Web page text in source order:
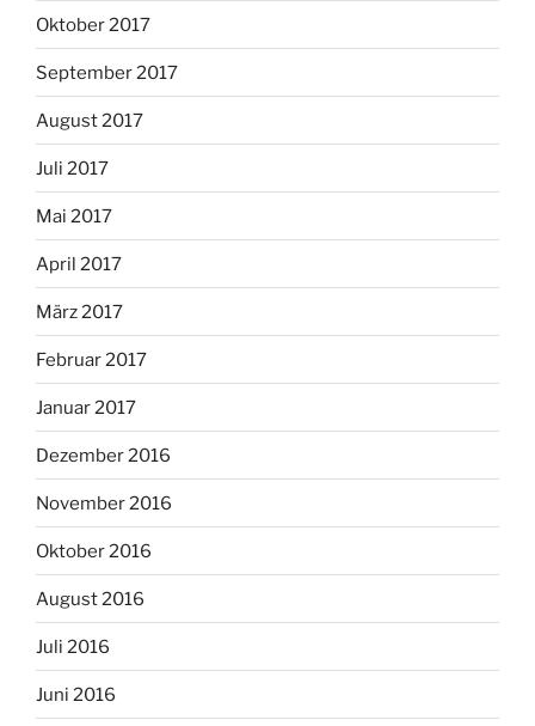
Oktober 2017
September 2017
August 2017
Juli 2017
Mai 2017
April 2017
März 2017
Februar 2017
Januar 2017
Dezember 2016
November 2016
Oktober 2016
August 2016
Juli 2016
Juni 2016